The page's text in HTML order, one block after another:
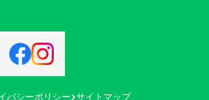
バシーポリシー サイトマップ